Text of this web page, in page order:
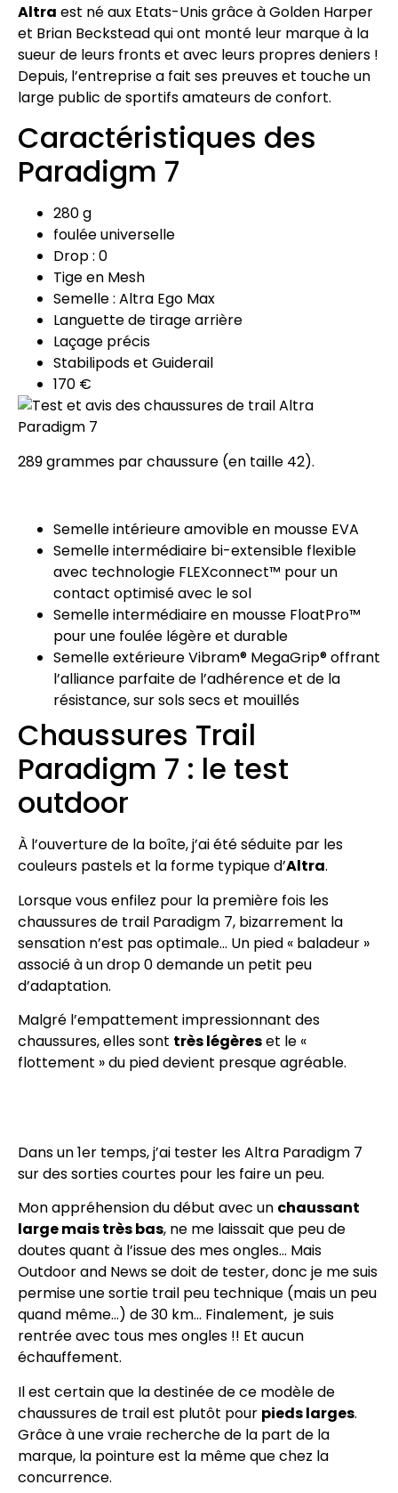
Altra est né aux Etats-Unis grâce à Golden Harper
et Brian Beckstead qui ont monté leur marque à la
sueur de leurs fronts et avec leurs propres deniers !
Depuis, l’entreprise a fait ses preuves et touche un
large public de sportifs amateurs de confort.
Caractéristiques des
Paradigm 7
280 g
foulée universelle
Drop : 0
Tige en Mesh
Semelle : Altra Ego Max
Languette de tirage arrière
Laçage précis
Stabilipods et Guiderail
170 €
289 grammes par chaussure (en taille 42).
Semelle intérieure amovible en mousse EVA
Semelle intermédiaire bi-extensible flexible
avec technologie FLEXconnect™ pour un
contact optimisé avec le sol
Semelle intermédiaire en mousse FloatPro™
pour une foulée légère et durable
Semelle extérieure Vibram® MegaGrip® offrant
l’alliance parfaite de l’adhérence et de la
résistance, sur sols secs et mouillés
Chaussures Trail
Paradigm 7 : le test
outdoor
À l’ouverture de la boîte, j’ai été séduite par les
couleurs pastels et la forme typique d’Altra.
Lorsque vous enfilez pour la première fois les
chaussures de trail Paradigm 7, bizarrement la
sensation n’est pas optimale… Un pied « baladeur »
associé à un drop 0 demande un petit peu
d’adaptation.
Malgré l’empattement impressionnant des
chaussures, elles sont très légèreset le «
flottement » du pied devient presque agréable.
Dans un 1er temps, j’ai tester les Altra Paradigm 7
sur des sorties courtes pour les faire un peu.
Mon appréhension du début avec un chaussant
large mais très bas, ne me laissait que peu de
doutes quant à l’issue des mes ongles… Mais
Outdoor and News se doit de tester, donc je me suis
permise une sortie trail peu technique (mais un peu
quand même…) de 30 km… Finalement, je suis
rentrée avec tous mes ongles !! Et aucun
échauffement.
Il est certain que la destinée de ce modèle de
chaussures de trail est plutôt pour pieds larges.
Grâce à une vraie recherche de la part de la
marque, la pointure est la même que chez la
concurrence.